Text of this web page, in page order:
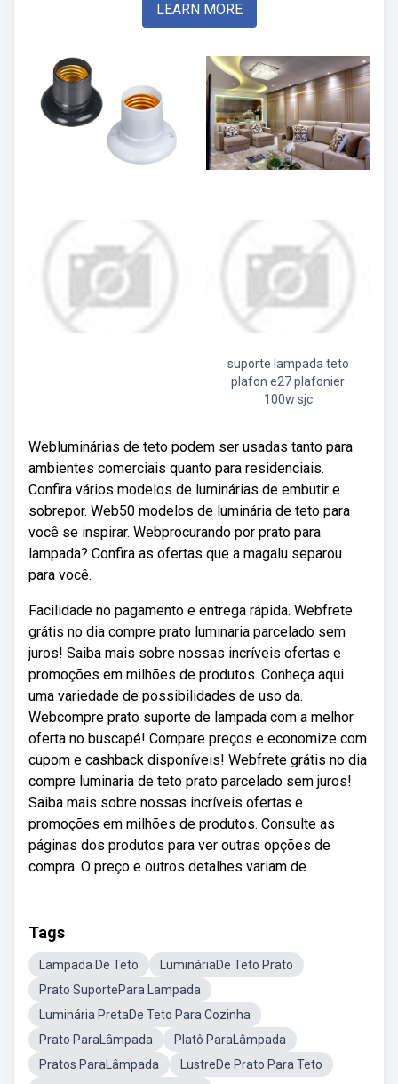
LEARN MORE
suporte lampada teto
plafon e27 plafonier
100w sjc
Webluminárias de teto podem ser usadas tanto para
ambientes comerciais quanto para residenciais.
Confira vários modelos de luminárias de embutir e
sobrepor. Web50 modelos de luminária de teto para
você se inspirar. Webprocurando por prato para
lampada? Confira as ofertas que a magalu separou
para você.
Facilidade no pagamento e entrega rápida. Webfrete
grátis no dia compre prato luminaria parcelado sem
juros! Saiba mais sobre nossas incríveis ofertas e
promoções em milhões de produtos. Conheça aqui
uma variedade de possibilidades de uso da.
Webcompre prato suporte de lampada com a melhor
oferta no buscapé! Compare preços e economize com
cupom e cashback disponíveis! Webfrete grátis no dia
compre luminaria de teto prato parcelado sem juros!
Saiba mais sobre nossas incríveis ofertas e
promoções em milhões de produtos. Consulte as
páginas dos produtos para ver outras opções de
compra. O preço e outros detalhes variam de.
Tags
Lampada De Teto
LumináriaDe Teto Prato
Prato SuportePara Lampada
Luminária PretaDe Teto Para Cozinha
Prato ParaLâmpada
Platô ParaLâmpada
Pratos ParaLâmpada
LustreDe Prato Para Teto